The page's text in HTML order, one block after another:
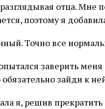
отца. Мне
поэтому я
Точно все
заверить меня
зайди к
я, решив прекратить